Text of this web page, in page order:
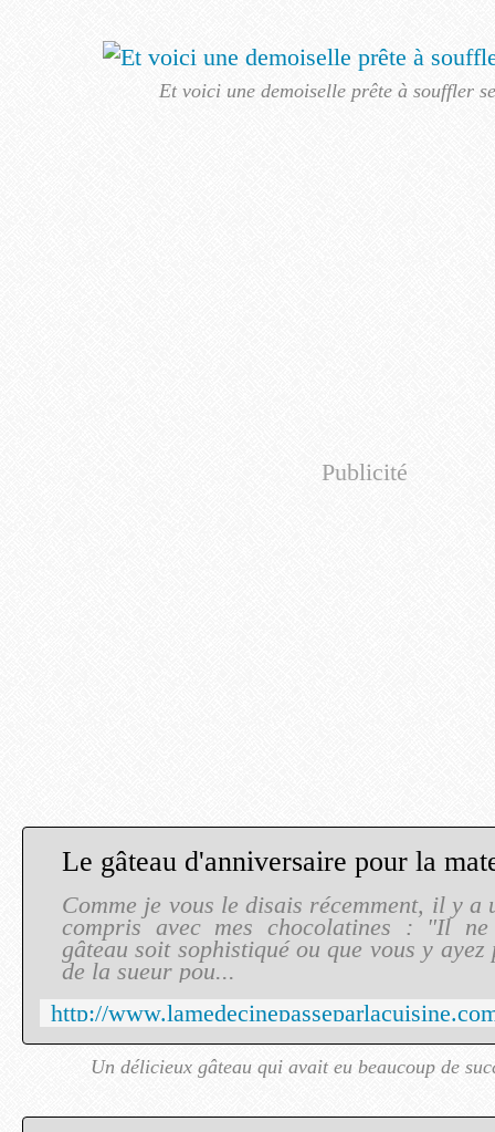
Et voici une demoiselle prête à souffler
Publicité
Comme je vous le disais récemment, il y a
compris avec mes chocolatines : "Il
gâteau soit sophistiqué ou que vous y ayez
de la sueur pou...
Un délicieux gâteau qui avait eu beaucoup de